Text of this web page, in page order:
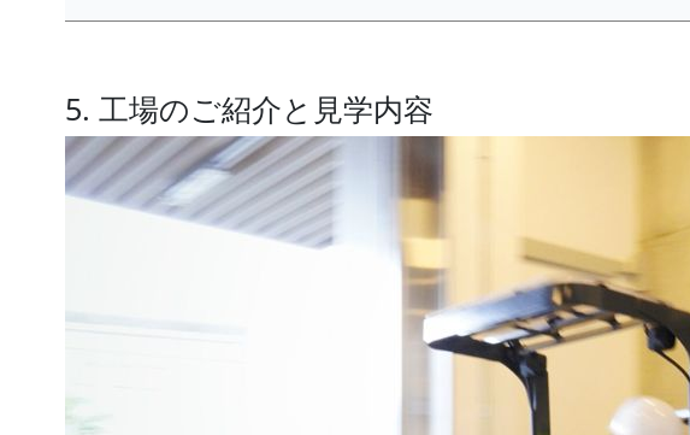
5. 工場のご紹介と見学内容